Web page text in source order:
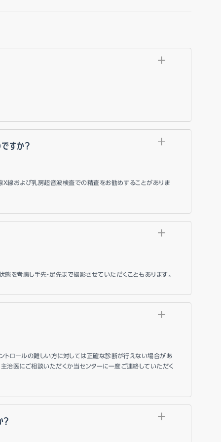
すか？
線および乳房超音波検査での精査をお勧めすることがありま
を考慮し手先・足先まで撮影させていただくこともあります。
ロールの難しい方に対しては正確な診断が行えない場合があ
治医にご相談いただくか当センターに一度ご連絡していただく